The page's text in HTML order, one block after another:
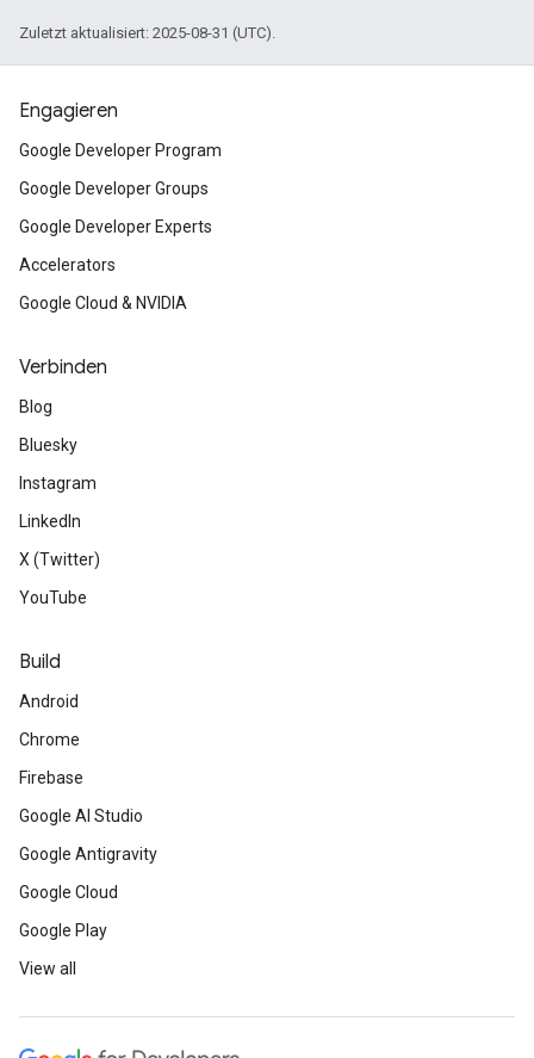
Zuletzt aktualisiert: 2025-08-31 (UTC).
Engagieren
Google Developer Program
Google Developer Groups
Google Developer Experts
Accelerators
Google Cloud & NVIDIA
Verbinden
Blog
Bluesky
Instagram
LinkedIn
X (Twitter)
YouTube
Build
Android
Chrome
Firebase
Google AI Studio
Google Antigravity
Google Cloud
Google Play
View all